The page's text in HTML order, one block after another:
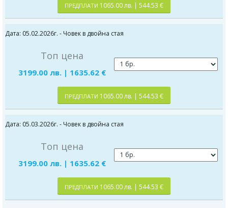
ПРЕДПЛАТИ 1065.00 лв. | 544.53 €
Дата: 05.02.2026г. - Човек в двойна стая
Топ цена
3199.00 лв. | 1635.62 €
ПРЕДПЛАТИ 1065.00 лв. | 544.53 €
Дата: 05.03.2026г. - Човек в двойна стая
Топ цена
3199.00 лв. | 1635.62 €
ПРЕДПЛАТИ 1065.00 лв. | 544.53 €